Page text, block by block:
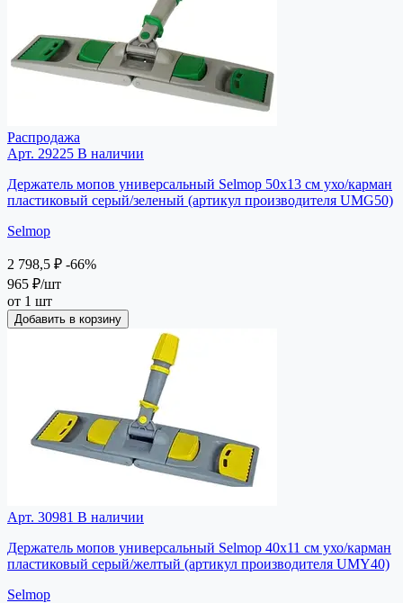
Распродажа
Арт. 29225 В наличии
Держатель мопов универсальный Selmop 50х13 см ухо/карман
пластиковый серый/зеленый (артикул производителя UMG50)
Selmop
2 798,5 ₽ -66%
965 ₽/шт
от 1 шт
Добавить в корзину
Арт. 30981 В наличии
Держатель мопов универсальный Selmop 40х11 см ухо/карман
пластиковый серый/желтый (артикул производителя UMY40)
Selmop